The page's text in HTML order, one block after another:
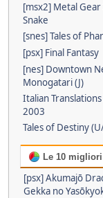
[msx2] Metal Gear
Snake
[snes] Tales of
[psx] Final Fantasy
[nes] Downtown
Monogatari (J)
Italian
2003
Tales of Destiny
Le 10
[psx] Akumajō
Gekka no